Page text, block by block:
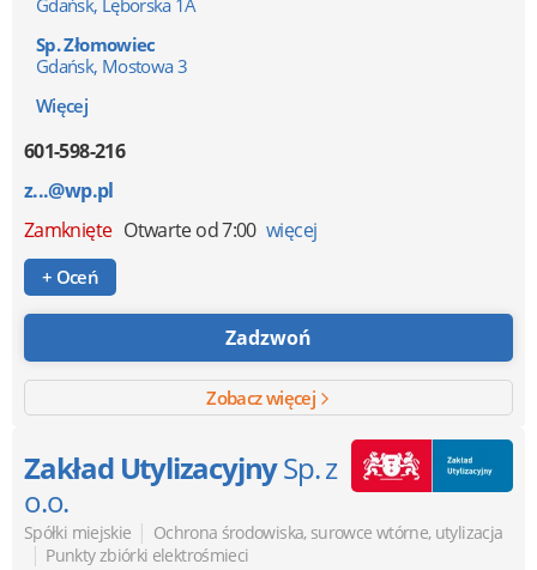
Gdańsk, Lęborska 1A
Sp. Złomowiec
Gdańsk, Mostowa 3
Więcej
601-598-216
z...@wp.pl
Zamknięte Otwarte od 7:00 więcej
+ Oceń
Zadzwoń
Zobacz więcej
Zakład UtylizacyjnySp. z
o.o.
Spółki miejskie | Ochrona środowiska, surowce wtórne, utylizacja
| Punkty zbiórki elektrośmieci